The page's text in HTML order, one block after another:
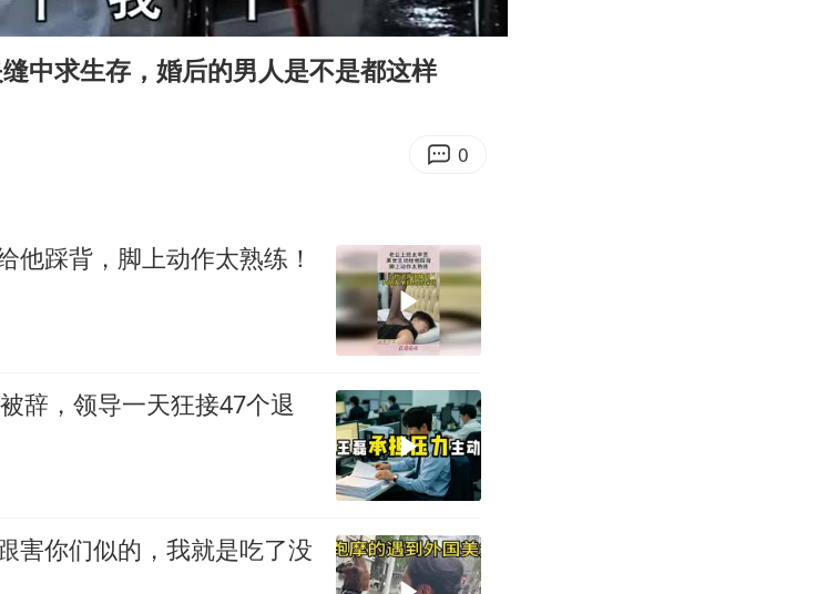
能滑雪”不实
阻挠父亲出殡
02:49
Enter
中求生存，婚后的男人是不是都这样
0
他踩背，脚上动作太熟练！
辞，领导一天狂接47个退
害你们似的，我就是吃了没